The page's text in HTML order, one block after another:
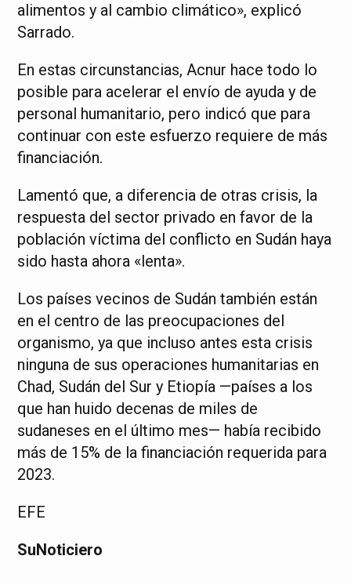
alimentos y al cambio climático», explicó
Sarrado.
En estas circunstancias, Acnur hace todo lo
posible para acelerar el envío de ayuda y de
personal humanitario, pero indicó que para
continuar con este esfuerzo requiere de más
financiación.
Lamentó que, a diferencia de otras crisis, la
respuesta del sector privado en favor de la
población víctima del conflicto en Sudán haya
sido hasta ahora «lenta».
Los países vecinos de Sudán también están
en el centro de las preocupaciones del
organismo, ya que incluso antes esta crisis
ninguna de sus operaciones humanitarias en
Chad, Sudán del Sur y Etiopía —países a los
que han huido decenas de miles de
sudaneses en el último mes— había recibido
más de 15% de la financiación requerida para
2023.
EFE
SuNoticiero